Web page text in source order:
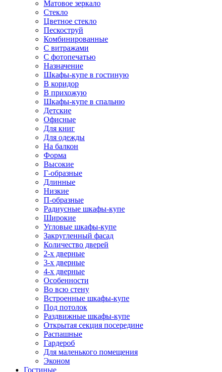
Матовое зеркало
Стекло
Цветное стекло
Пескоструй
Комбинированные
С витражами
С фотопечатью
Назначение
Шкафы-купе в гостиную
В коридор
В прихожую
Шкафы-купе в спальню
Детские
Офисные
Для книг
Для одежды
На балкон
Форма
Высокие
Г-образные
Длинные
Низкие
П-образные
Радиусные шкафы-купе
Широкие
Угловые шкафы-купе
Закругленный фасад
Количество дверей
2-х дверные
3-х дверные
4-х дверные
Особенности
Во всю стену
Встроенные шкафы-купе
Под потолок
Раздвижные шкафы-купе
Открытая секция посередине
Распашные
Гардероб
Для маленького помещения
Эконом
Гостиные